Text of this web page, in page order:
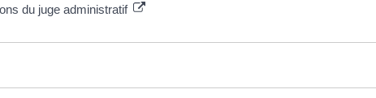
du juge administratif